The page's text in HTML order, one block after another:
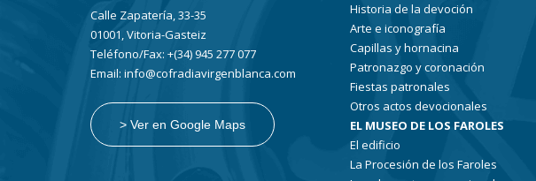
Calle Zapatería, 33-35
01001, Vitoria-Gasteiz
Teléfono/Fax: +(34) 945 277 077
Email: info@cofradiavirgenblanca.com
> Ver en Google Maps
Historia de la devoción
Arte e iconografía
Capillas y hornacina
Patronazgo y coronación
Fiestas patronales
Otros actos devocionales
EL MUSEO DE LOS FAROLES
El edificio
La Procesión de los Faroles